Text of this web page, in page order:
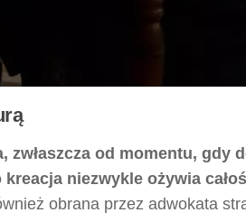
zwłaszcza od momentu, gdy
kreacja niezwykle ożywia
obrana przez adwokata